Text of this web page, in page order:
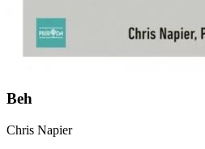
Beh
Chris Napier